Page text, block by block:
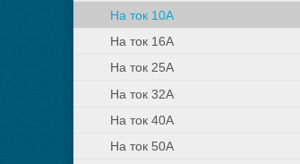
На ток 10А
На ток 16А
На ток 25А
На ток 32А
На ток 40А
На ток 50А